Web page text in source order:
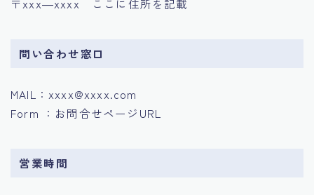
〒xxx―xxxx ここに住所を記載
問い合わせ窓口
MAIL：xxxx@xxxx.com
Form ：お問合せページURL
営業時間